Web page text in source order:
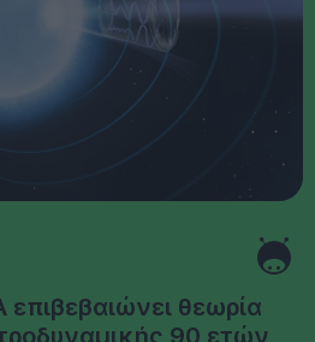
επιβεβαιώνει θεωρία
90 ετών